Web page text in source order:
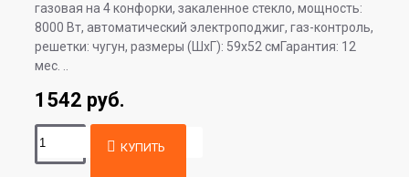
газовая на 4 конфорки, закаленное стекло, мощность:
8000 Вт, автоматический электроподжиг, газ-контроль,
решетки: чугун, размеры (ШхГ): 59x52 смГарантия: 12
мес. ..
1542 руб.
КУПИТЬ